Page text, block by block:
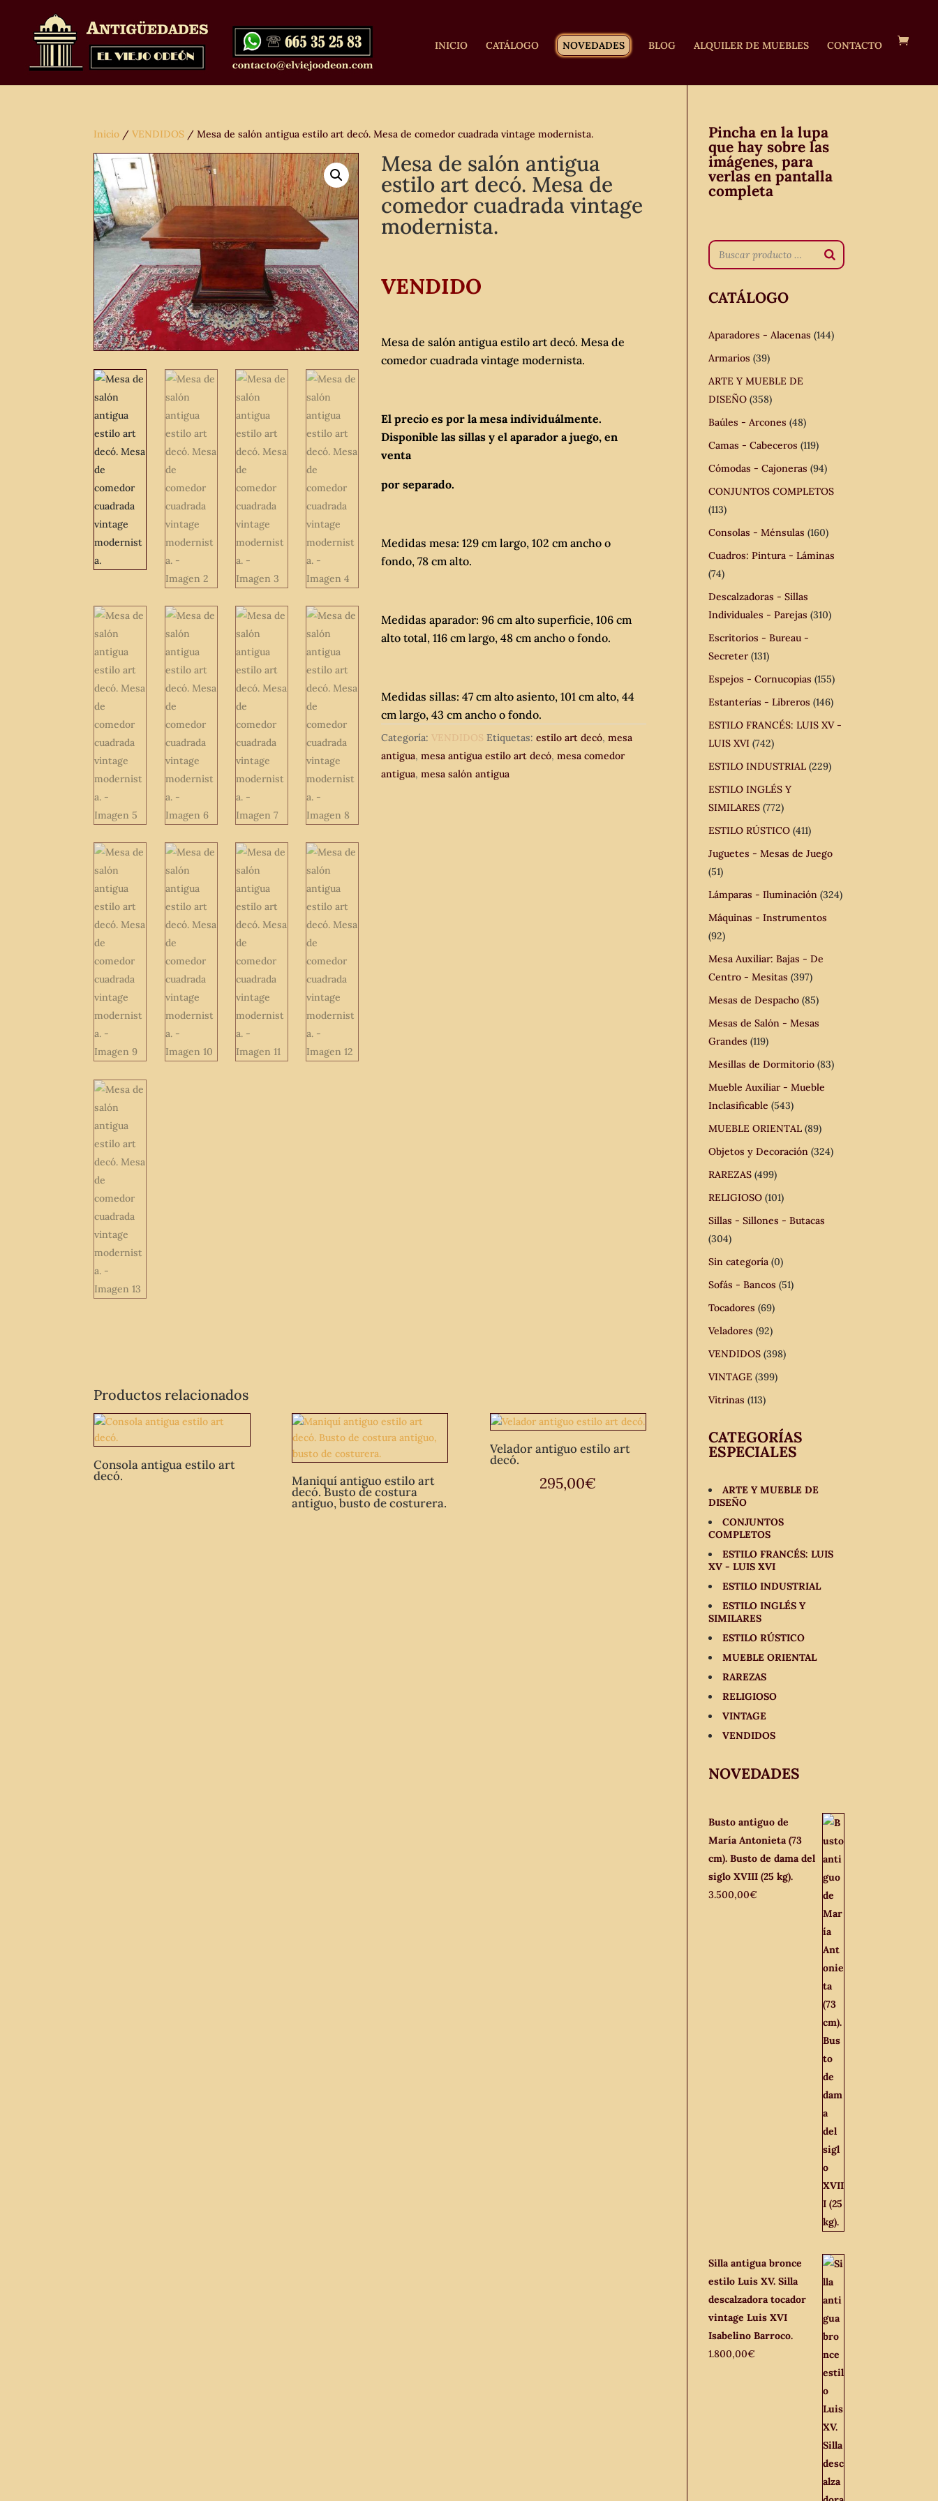
INICIO CATÁLOGO NOVEDADES BLOG ALQUILER DE MUEBLES CONTACTO
Inicio /VENDIDOS / Mesa de salón antigua estilo art decó. Mesa de comedor cuadrada vintage modernista.
Mesa de salón antigua
estilo art decó. Mesa de
comedor cuadrada vintage
modernista.
VENDIDO
Mesa de salón antigua estilo art decó. Mesa de
comedor cuadrada vintage modernista.
El precio es por la mesa individuálmente.
Disponible las sillas y el aparador a juego, en
venta
por separado.
Medidas mesa: 129 cm largo, 102 cm ancho o
fondo, 78 cm alto.
Medidas aparador: 96 cm alto superficie, 106 cm
alto total, 116 cm largo, 48 cm ancho o fondo.
Medidas sillas: 47 cm alto asiento, 101 cm alto, 44
cm largo, 43 cm ancho o fondo.
Categoría: VENDIDOS Etiquetas:estilo art decó,mesa
antigua,mesa antigua estilo art decó,mesa comedor
antigua,mesa salón antigua
Productos relacionados
Consola antigua estilo art
decó. Maniquí antiguo estilo art
decó. Busto de costura
antiguo, busto de costurera.
Velador antiguo estilo art
decó.
295,00€
Pincha en la lupa
que hay sobre las
imágenes, para
verlas en pantalla
completa
CATÁLOGO
Aparadores - Alacenas (144)
Armarios (39)
ARTE Y MUEBLE DE
DISEÑO (358)
Baúles - Arcones (48)
Camas - Cabeceros (119)
Cómodas - Cajoneras (94)
CONJUNTOS COMPLETOS
(113)
Consolas - Ménsulas (160)
Cuadros: Pintura - Láminas
(74)
Descalzadoras - Sillas
Individuales - Parejas (310)
Escritorios - Bureau -
Secreter (131)
Espejos - Cornucopias (155)
Estanterías - Libreros (146)
ESTILO FRANCÉS: LUIS XV -
LUIS XVI (742)
ESTILO INDUSTRIAL (229)
ESTILO INGLÉS Y
SIMILARES (772)
ESTILO RÚSTICO (411)
Juguetes - Mesas de Juego
(51)
Lámparas - Iluminación (324)
Máquinas - Instrumentos
(92)
Mesa Auxiliar: Bajas - De
Centro - Mesitas (397)
Mesas de Despacho (85)
Mesas de Salón - Mesas
Grandes (119)
Mesillas de Dormitorio (83)
Mueble Auxiliar - Mueble
Inclasificable (543)
MUEBLE ORIENTAL (89)
Objetos y Decoración (324)
RAREZAS (499)
RELIGIOSO (101)
Sillas - Sillones - Butacas
(304)
Sin categoría (0)
Sofás - Bancos (51)
Tocadores (69)
Veladores (92)
VENDIDOS (398)
VINTAGE (399)
Vitrinas (113)
CATEGORÍAS
ESPECIALES
ARTE Y MUEBLE DE
DISEÑO
CONJUNTOS
COMPLETOS
ESTILO FRANCÉS: LUIS
XV - LUIS XVI
ESTILO INDUSTRIAL
ESTILO INGLÉS Y
SIMILARES
ESTILO RÚSTICO
MUEBLE ORIENTAL
RAREZAS
RELIGIOSO
VINTAGE
VENDIDOS
NOVEDADES
Busto antiguo de
María Antonieta (73
cm). Busto de dama del
siglo XVIII (25 kg).
3.500,00€
Silla antigua bronce
estilo Luis XV. Silla
descalzadora tocador
vintage Luis XVI
Isabelino Barroco.
1.800,00€